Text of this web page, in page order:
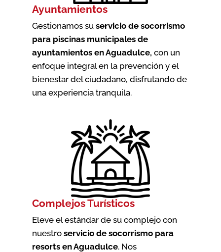
Ayuntamientos
Gestionamos su servicio de socorrismo
para piscinas municipales de
ayuntamientos en Aguadulce, con un
enfoque integral en la prevención y el
bienestar del ciudadano, disfrutando de
una experiencia tranquila.
Complejos Turísticos
Eleve el estándar de su complejo con
nuestro servicio de socorrismo para
resorts en Aguadulce. Nos